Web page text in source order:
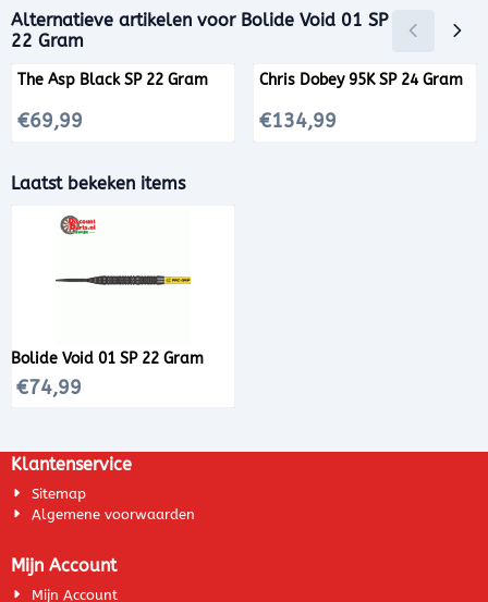
Alternatieve artikelen voor Bolide Void 01 SP
22 Gram
The Asp Black SP 22 Gram
Prijs: 69,99
€69,99
Chris Dobey 95K SP 24 Gram
Prijs: 134,99
€134,99
Laatst bekeken items
Bolide Void 01 SP 22 Gram
€74,99
Klantenservice
Sitemap
Algemene voorwaarden
Mijn Account
Mijn Account